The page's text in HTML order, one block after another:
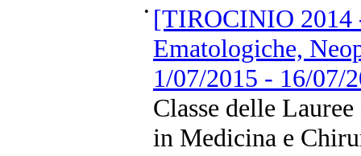
• [TIROCINIO 2014
Ematologiche,
1/07/2015 - 16/07/
Classe delle
in Medicina e